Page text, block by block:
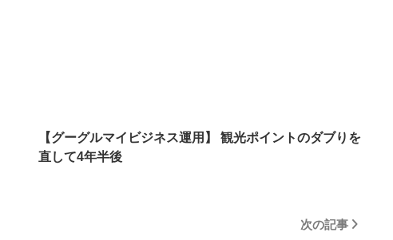
【グーグルマイビジネス運用】 観光ポイントのダブりを
直して4年半後
次の記事